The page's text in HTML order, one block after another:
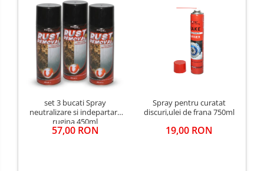
set 3 bucati Spray
neutralizare si indepartare
rugina 450ml
57,00 RON
Spray pentru curatat
discuri,ulei de frana 750ml
19,00 RON